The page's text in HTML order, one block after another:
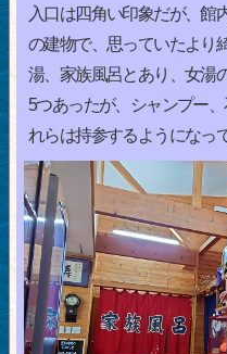
入口は四角い印象だが、館
の建物で、思っていたより
湯、家族風呂とあり、女湯
5つあったが、シャンプー
れらは持参するようになっ